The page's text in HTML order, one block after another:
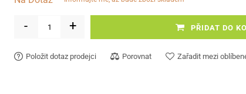
- + PŘIDAT DO
Položit dotaz prodejci Porovnat Zařadit mezi